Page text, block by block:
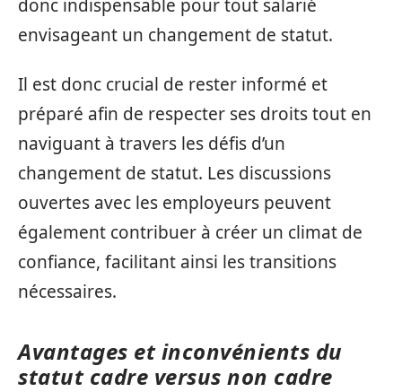
donc indispensable pour tout salarié
envisageant un changement de statut.
Il est donc crucial de rester informé et
préparé afin de respecter ses droits tout en
naviguant à travers les défis d’un
changement de statut. Les discussions
ouvertes avec les employeurs peuvent
également contribuer à créer un climat de
confiance, facilitant ainsi les transitions
nécessaires.
Avantages et inconvénients du
statut cadre versus non cadre